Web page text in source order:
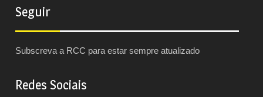
Seguir
Subscreva a RCC para estar sempre atualizado
Redes Sociais